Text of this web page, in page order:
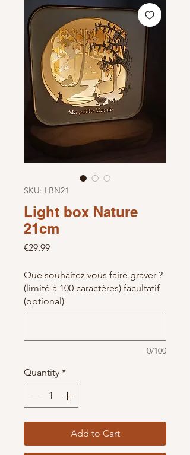
SKU: LBN21
Light box Nature
21cm
€29.99Price
Que souhaitez vous faire graver ?
(limité à 100 caractères) facultatif
(optional)
0/100
Quantity *
Add to Cart